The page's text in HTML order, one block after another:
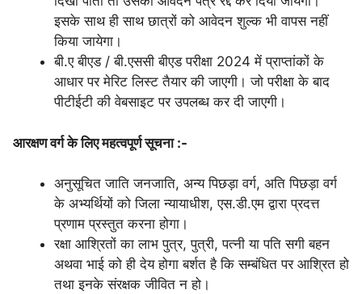
इसके साथ ही साथ छात्रों को आवेदन शुल्क भी वापस नहीं
किया जायेगा।
बी.ए बीएड / बी.एससी बीएड परीक्षा 2024 में प्राप्तांकों के
आधार पर मेरिट लिस्ट तैयार की जाएगी। जो परीक्षा के बाद
पीटीईटी की वेबसाइट पर उपलब्ध कर दी जाएगी।
आरक्षण वर्ग के लिए महत्वपूर्ण सूचना :-
अनुसूचित जाति जनजाति, अन्य पिछड़ा वर्ग, अति पिछड़ा वर्ग
के अभ्यर्थियों को जिला न्यायाधीश, एस.डी.एम द्वारा प्रदत्त
प्रणाम प्रस्तुत करना होगा।
रक्षा आश्रितों का लाभ पुत्र, पुत्री, पत्नी या पति सगी बहन
अथवा भाई को ही देय होगा बर्शत है कि सम्बंधित पर आश्रित हो
तथा इनके संरक्षक जीवित न हो।